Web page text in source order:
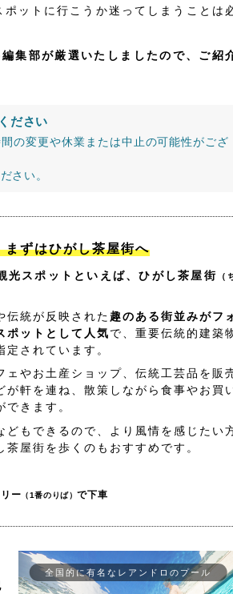
ットに行こうか迷ってしまうことは
集部が厳選いたしましたので、ご紹
ださい
の変更や休業または中止の可能性がござ
さい。
まずはひがし茶屋街へ
光スポットといえば、ひがし茶屋街 （
伝統が反映された 趣のある街並みがフ
ポットとして人気で、重要伝統的建築
されています。
ェやお土産ショップ、伝統工芸品を販
が軒を連ね、散策しながら食事やお買
きます。
どもできるので、より風情を感じたい
茶屋街を歩くのもおすすめです。
ー （1番のりば）で下車
全国的に有名なレアンドロのプール